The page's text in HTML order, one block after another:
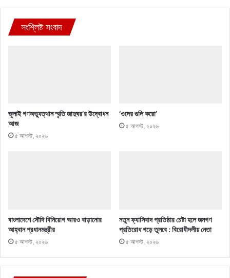
সংশ্লিষ্ট সংবাদ
জুলাই গণঅভ্যুত্থান স্মৃতি জাদুঘর’র উদ্বোধন
আজ
৫ আগস্ট, ২০২৬
‘ওদের গুলি করো’
৫ আগস্ট, ২০২৬
বাংলাদেশে সৌদি বিনিয়োগ আরও বাড়ানোর
আহ্বান প্রধানমন্ত্রীর
৫ আগস্ট, ২০২৬
নতুন ফ্যাসিবাদ প্রতিষ্ঠার চেষ্টা হলে জনগণ
প্রতিরোধ গড়ে তুলবে : বিরোধীদলীয় নেতা
৫ আগস্ট, ২০২৬